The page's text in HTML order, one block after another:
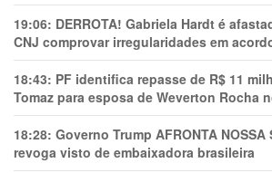
19:06: DERROTA! Gabriela Hardt é
CNJ comprovar irregularidades em
18:43: PF identifica repasse de R$ 11
Tomaz para esposa de Weverton Rocha
18:28: Governo Trump AFRONTA NOSSA
revoga visto de embaixadora brasileira